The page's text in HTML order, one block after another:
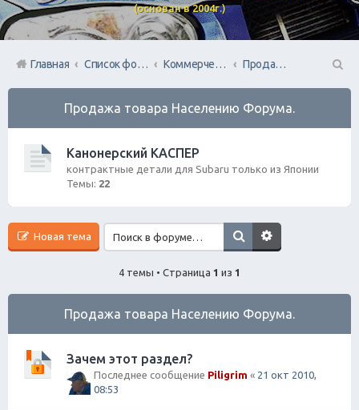
(основан в 2004г.)
Главная Список форумов Коммерческий Отдел. Официальное расположение платной РЕКЛАМЫ.
Продажа товара Населению Форума.
П
Продажа товара Населению Форума.
Канонерский КАСПЕР
контрактные детали для Subaru только из Японии
Темы: 22
Новая тема
4 темы • Страница 1 из 1
Продажа товара Населению Форума.
Зачем этот раздел?
Последнее сообщение Piligrim « 21 окт 2010,
08:53